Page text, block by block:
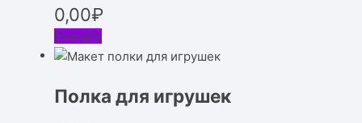
0,00₽
Скачать
Полка для игрушек